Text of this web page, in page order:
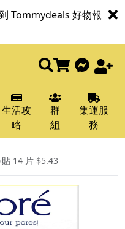
Tommydeals 好物報
生活攻
略
群
組
集運服
務
14 片 $5.43